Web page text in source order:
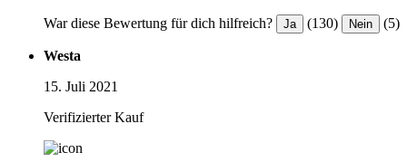
War diese Bewertung für dich hilfreich? Ja (130) Nein (5)
Westa
15. Juli 2021
Verifizierter Kauf